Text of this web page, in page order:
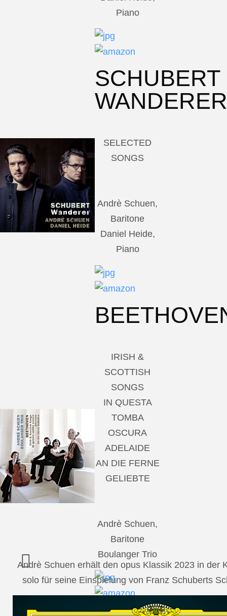
Piano
SCHUBERT
WANDERER
SELECTED
SONGS
Andrè Schuen,
Baritone
Daniel Heide,
Piano
IRISH &
SCOTTISH
SONGS
IN QUESTA
TOMBA
OSCURA
ADELAIDE
AN DIE FERNE
GELIEBTE
Andrè Schuen,
Baritone
Boulanger Trio
Andrè Schuen erhält den opus Klassik 2023 in der
solo für seine Einspielung von Franz Schuberts